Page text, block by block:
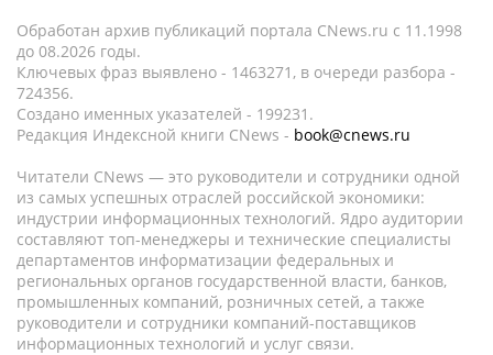
Обработан архив публикаций портала CNews.ru c 11.1998
до 08.2026 годы.
Ключевых фраз выявлено - 1463271, в очереди разбора -
724356.
Создано именных указателей - 199231.
Редакция Индексной книги CNews - book@cnews.ru
Читатели CNews — это руководители и сотрудники одной
из самых успешных отраслей российской экономики:
индустрии информационных технологий. Ядро аудитории
составляют топ-менеджеры и технические специалисты
департаментов информатизации федеральных и
региональных органов государственной власти, банков,
промышленных компаний, розничных сетей, а также
руководители и сотрудники компаний-поставщиков
информационных технологий и услуг связи.